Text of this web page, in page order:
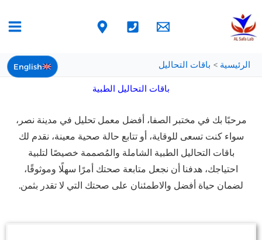
English
إلى
المحتوى
الرئيسية باقات التحاليل
باقات التحاليل الطبية
مرحبًا بك في مختبر الصفا، أفضل معمل تحليل في مدينة نصر،
سواء كنت تسعى للوقاية، أو تتابع حالة صحية معينة، نقدم لك
باقات التحاليل الطبية الشاملة والمُصممة خصيصًا لتلبية
احتياجك، هدفنا أن نجعل متابعة صحتك أمرًا سهلًا وموثوقًا،
لضمان حياة أفضل والاطمئنان على صحتك التي لا تقدر بثمن.